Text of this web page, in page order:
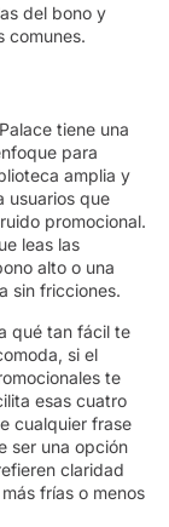
del bono y
comunes.
tiene una
para
amplia y
usuarios que
promocional.
leas las
alto o una
sin fricciones.
qué tan fácil te
si el
te
esas cuatro
cualquier frase
ser una opción
claridad
frías o menos